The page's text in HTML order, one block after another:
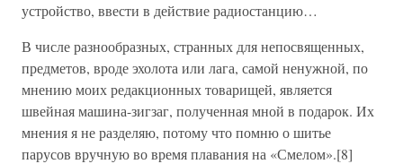
устройство, ввести в действие радиостанцию…
В числе разнообразных, странных для непосвященных,
предметов, вроде эхолота или лага, самой ненужной, по
мнению моих редакционных товарищей, является
швейная машина-зигзаг, полученная мной в подарок. Их
мнения я не разделяю, потому что помню о шитье
парусов вручную во время плавания на «Смелом».[8]